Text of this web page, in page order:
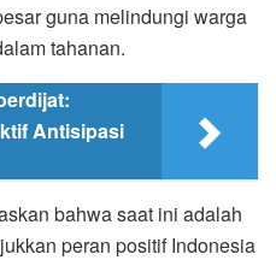
guna melindungi warga
tahanan.
Antisipasi
bahwa saat ini adalah
peran positif Indonesia